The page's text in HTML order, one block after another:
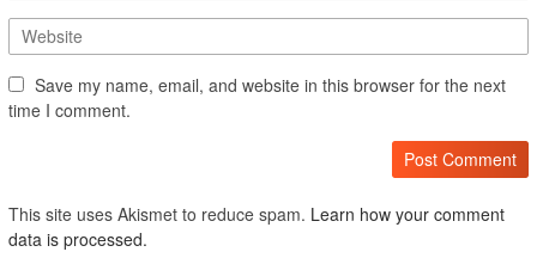
Save my name, email, and website in this browser for the next
time I comment.
This site uses Akismet to reduce spam. Learn how your comment
data is processed.